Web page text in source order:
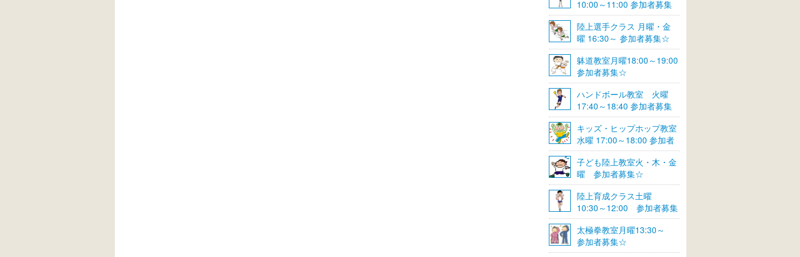
10:00～11:00 参加者募集
陸上選手クラス 月曜・金
曜 16:30～ 参加者募集☆
躰道教室月曜18:00～19:00
参加者募集☆
ハンドボール教室 火曜
17:40～18:40 参加者募集
☆
キッズ・ヒップホップ教室
水曜 17:00～18:00 参加者
募集☆
子ども陸上教室火・木・金
曜 参加者募集☆
陸上育成クラス土曜
10:30～12:00 参加者募集
☆
太極拳教室月曜13:30～
参加者募集☆